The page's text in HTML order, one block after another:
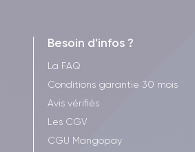
Besoin d'infos ?
La FAQ
Conditions garantie 30 mois
Avis vérifiés
Les CGV
CGU Mangopay